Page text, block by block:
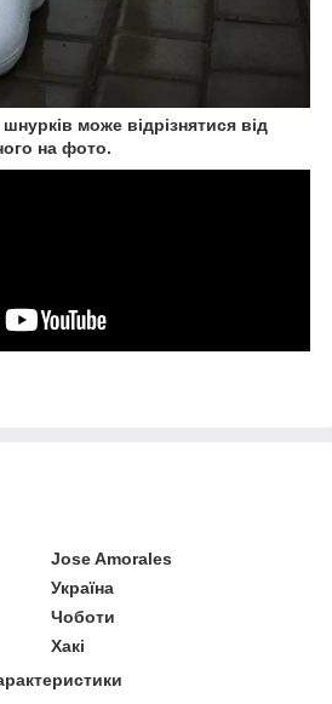
може відрізнятися від
на фото.
Jose Amorales
Україна
Чоботи
Хакі